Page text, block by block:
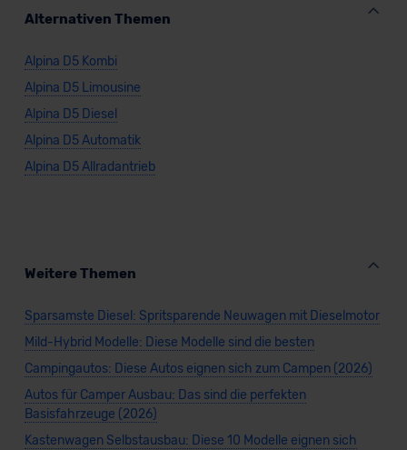
Standarddatenschutzklauseln (Art. 46 Abs. 2 lit. c
erteilen. Nähere Informationen zu den bestehenden
Datenschutzklauseln können Sie über den Kontakt zu
unserem Datenschutzbeauftragten unter
datenschutz@meinauto.de anfordern.
Datenschutzerklärung
Alternativen Themen
Alpina D5 Kombi
Alpina D5 Limousine
Alpina D5 Diesel
Alpina D5 Automatik
Alpina D5 Allradantrieb
Weitere Themen
Sparsamste Diesel: Spritsparende Neuwagen mit Dieselmotor
Mild-Hybrid Modelle: Diese Modelle sind die besten
Campingautos: Diese Autos eignen sich zum Campen (2026)
Autos für Camper Ausbau: Das sind die perfekten
Basisfahrzeuge (2026)
Kastenwagen Selbstausbau: Diese 10 Modelle eignen sich